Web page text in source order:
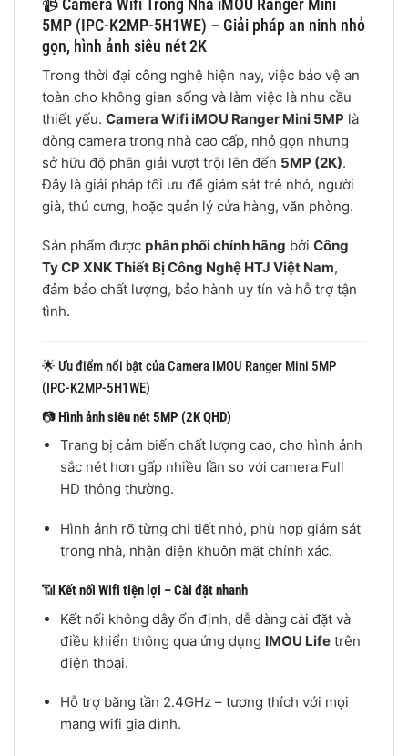
📹 Camera Wifi Trong Nhà iMOU Ranger Mini
5MP (IPC-K2MP-5H1WE) – Giải pháp an ninh nhỏ
gọn, hình ảnh siêu nét 2K
Trong thời đại công nghệ hiện nay, việc bảo vệ an
toàn cho không gian sống và làm việc là nhu cầu
thiết yếu. Camera Wifi iMOU Ranger Mini 5MP là
dòng camera trong nhà cao cấp, nhỏ gọn nhưng
sở hữu độ phân giải vượt trội lên đến 5MP (2K).
Đây là giải pháp tối ưu để giám sát trẻ nhỏ, người
già, thú cưng, hoặc quản lý cửa hàng, văn phòng.
Sản phẩm được phân phối chính hãng bởi Công
Ty CP XNK Thiết Bị Công Nghệ HTJ Việt Nam,
đảm bảo chất lượng, bảo hành uy tín và hỗ trợ tận
tình.
🌟 Ưu điểm nổi bật của Camera IMOU Ranger Mini 5MP
(IPC-K2MP-5H1WE)
📷Hình ảnh siêu nét 5MP (2K QHD)
Trang bị cảm biến chất lượng cao, cho hình ảnh
sắc nét hơn gấp nhiều lần so với camera Full
HD thông thường.
Hình ảnh rõ từng chi tiết nhỏ, phù hợp giám sát
trong nhà, nhận diện khuôn mặt chính xác.
📶 Kết nối Wifi tiện lợi – Cài đặt nhanh
Kết nối không dây ổn định, dễ dàng cài đặt và
điều khiển thông qua ứng dụng IMOU Lifetrên
điện thoại.
Hỗ trợ băng tần 2.4GHz – tương thích với mọi
mạng wifi gia đình.